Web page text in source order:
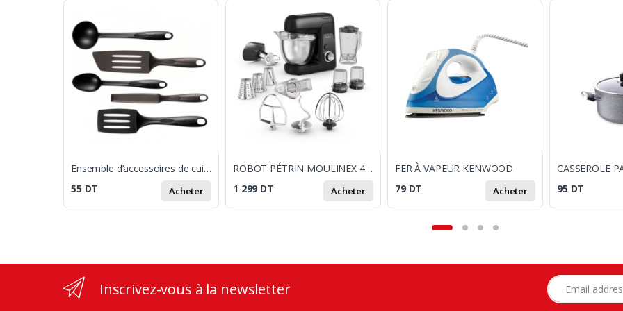
Ensemble d’accessoires de cuisine 5 pièces Tefal
55 DT Acheter
ROBOT PÉTRIN MOULINEX 4.6L 1100W / Noir /
1 299 DT Acheter
FER À VAPEUR KENWOOD
79 DT Acheter
95 DT
Inscrivez-vous à la newsletter Adresse e-mail